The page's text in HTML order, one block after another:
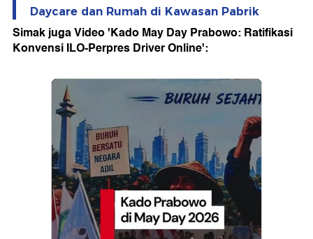
Daycare dan Rumah di Kawasan Pabrik
Simak juga Video 'Kado May Day Prabowo: Ratifikasi
Konvensi ILO-Perpres Driver Online':